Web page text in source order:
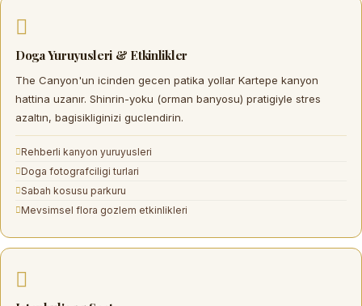
Doga Yuruyusleri & Etkinlikler
The Canyon'un icinden gecen patika yollar Kartepe kanyon
hattina uzanır. Shinrin-yoku (orman banyosu) pratigiyle stres
azaltın, bagisikliginizi guclendirin.
Rehberli kanyon yuruyusleri
Doga fotografciligi turlari
Sabah kosusu parkuru
Mevsimsel flora gozlem etkinlikleri